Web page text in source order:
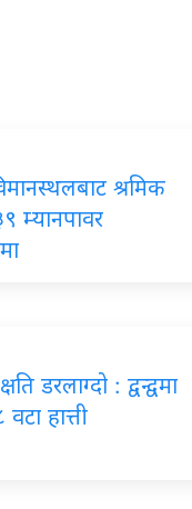
श्रमिक
म्यानपावर
डरलाग्दो : द्वन्द्वमा
वटा हात्ती